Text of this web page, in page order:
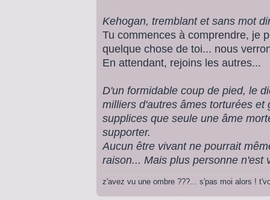
Kehogan, tremblant et sans mot
Tu commences à comprendre, je
quelque chose de toi... nous
En attendant, rejoins les autres...
D'un formidable coup de pied, le
milliers d'autres âmes torturées
supplices que seule une âme
supporter.
Aucun être vivant ne pourrait
raison... Mais plus personne n'est
z'avez vu une ombre ???... s'pas moi alors !